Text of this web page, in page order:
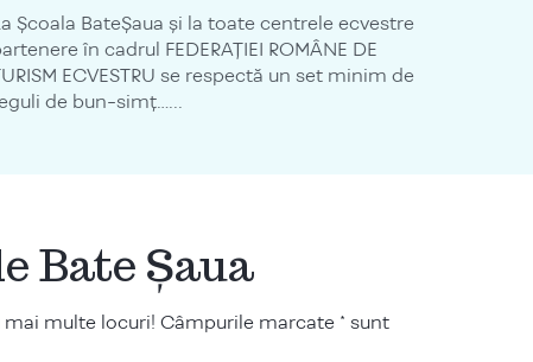
Școala BateȘaua și la toate centrele ecvestre
în cadrul FEDERAȚIEI ROMÂNE DE
ECVESTRU se respectă un set minim de
de bun-simț…...
Bate Șaua
multe locuri! Câmpurile marcate * sunt